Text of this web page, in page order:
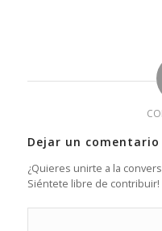
Dejar un comentario
¿Quieres unirte a la
Siéntete libre de contribuir!